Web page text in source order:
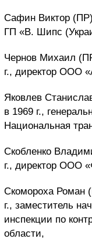
Сафин Виктор (ПР)
ГП «В. Шипс
Чернов Михаил
г., директор ООО
Яковлев
в 1969 г.,
Национальная
Скобленко
г., директор ООО
Скомороха
г., заместитель
инспекции по
области,